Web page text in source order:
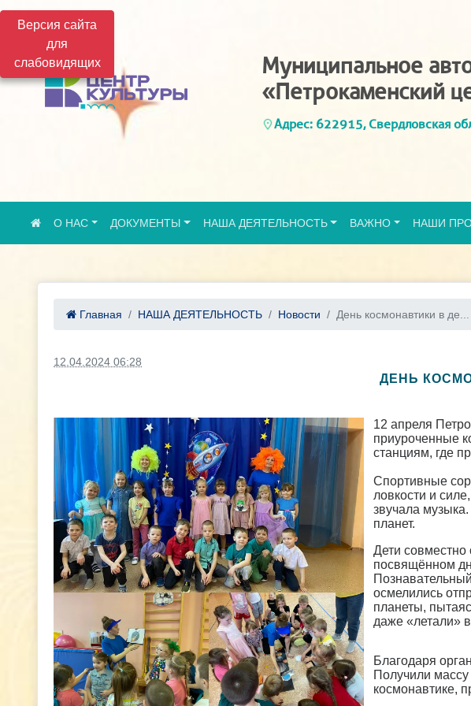
Версия сайта
для
слабовидящих
Муниципальное
«Петрокаменский
Адрес: 622915, Свердловская
О НАС ДОКУМЕНТЫ НАША ДЕЯТЕЛЬНОСТЬ ВАЖНО НАШИ
Главная НАША ДЕЯТЕЛЬНОСТЬ Новости День космонавтики в де...
12.04.2024 06:28
ДЕНЬ
12 апреля
приуроченные
станциям, где
Спортивные
ловкости и
звучала
планет.
Дети совместно
посвящённом
осмелились
планеты,
даже «летали»
Благодаря
Получили
космонавтике,